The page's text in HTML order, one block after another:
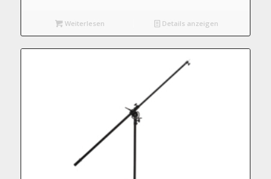
Weiterlesen Details anzeigen